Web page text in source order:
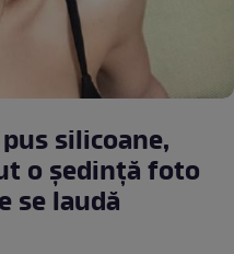
silicoane,
o ședință foto
se laudă